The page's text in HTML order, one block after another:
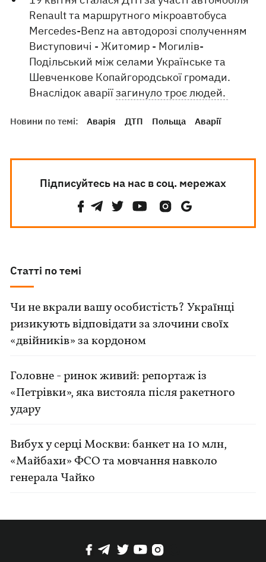
Renault та маршрутного мікроавтобуса
Mercedes-Benz на автодорозі сполученням
Виступовичі - Житомир - Могилів-
Подільський між селами Українське та
Шевченкове Копайгородської громади.
Внаслідок аваріїзагинуло троє людей.
Новини по темі: Аварія ДТП Польща Аварії
Підписуйтесь на нас в соц. мережах
Статті по темі
Чи не вкрали вашу особистість? Українці
ризикують відповідати за злочини своїх
«двійників» за кордоном
Головне - ринок живий: репортаж із
«Петрівки», яка вистояла після ракетного
удару
Вибух у серці Москви: банкет на 10 млн,
«Майбахи» ФСО та мовчання навколо
генерала Чайко